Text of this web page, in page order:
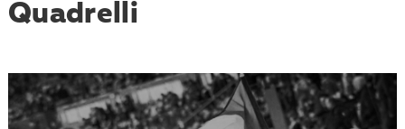
Quadrelli